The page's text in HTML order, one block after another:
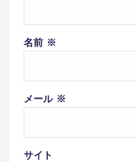
名前 ※
メール ※
サイト